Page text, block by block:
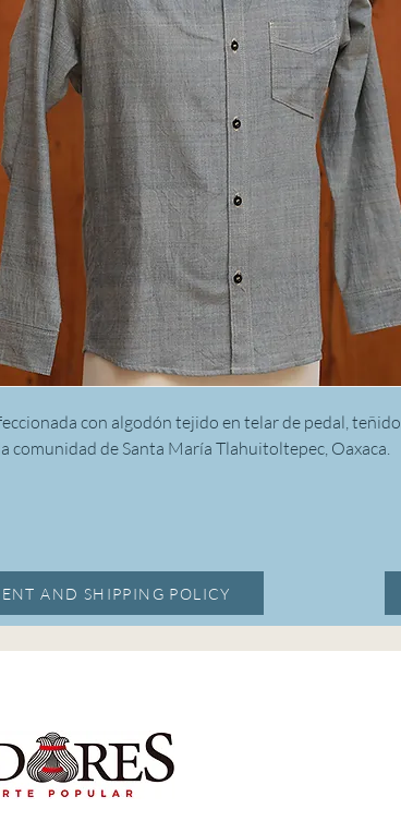
con algodón tejido en telar de pedal, teñido
comunidad de Santa María Tlahuitoltepec, Oaxaca.
AND SHIPPING POLICY